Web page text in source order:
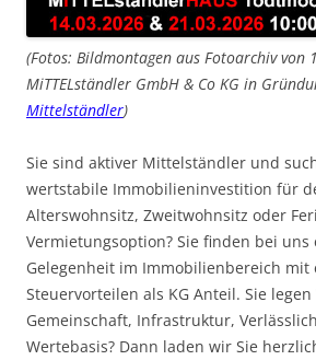
(Fotos: Bildmontagen aus Fotoarchiv von
MiTTELständler GmbH & Co KG in
Mittelständler)
Sie sind aktiver Mittelständler und
wertstabile Immobilieninvestition für
Alterswohnsitz, Zweitwohnsitz oder
Vermietungsoption? Sie finden bei
Gelegenheit im Immobilienbereich mit
Steuervorteilen als KG Anteil. Sie
Gemeinschaft, Infrastruktur,
Wertebasis? Dann laden wir Sie